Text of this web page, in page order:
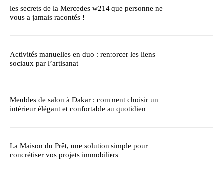
les secrets de la Mercedes w214 que personne ne
vous a jamais racontés !
Activités manuelles en duo : renforcer les liens
sociaux par l’artisanat
Meubles de salon à Dakar : comment choisir un
intérieur élégant et confortable au quotidien
La Maison du Prêt, une solution simple pour
concrétiser vos projets immobiliers